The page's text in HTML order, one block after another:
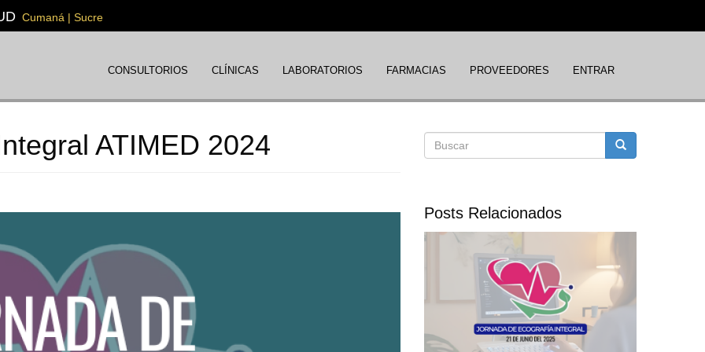
Cumaná | Sucre
CONSULTORIOS CLÍNICAS LABORATORIOS FARMACIAS PROVEEDORES ENTRAR
ATIMED 2024
Formulario
búsqueda
Posts Relacionados